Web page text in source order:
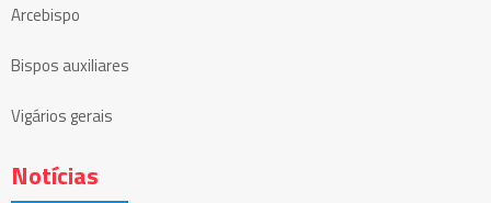
Arcebispo
Bispos auxiliares
Vigários gerais
Notícias